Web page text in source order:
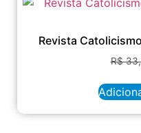
Revista
R$